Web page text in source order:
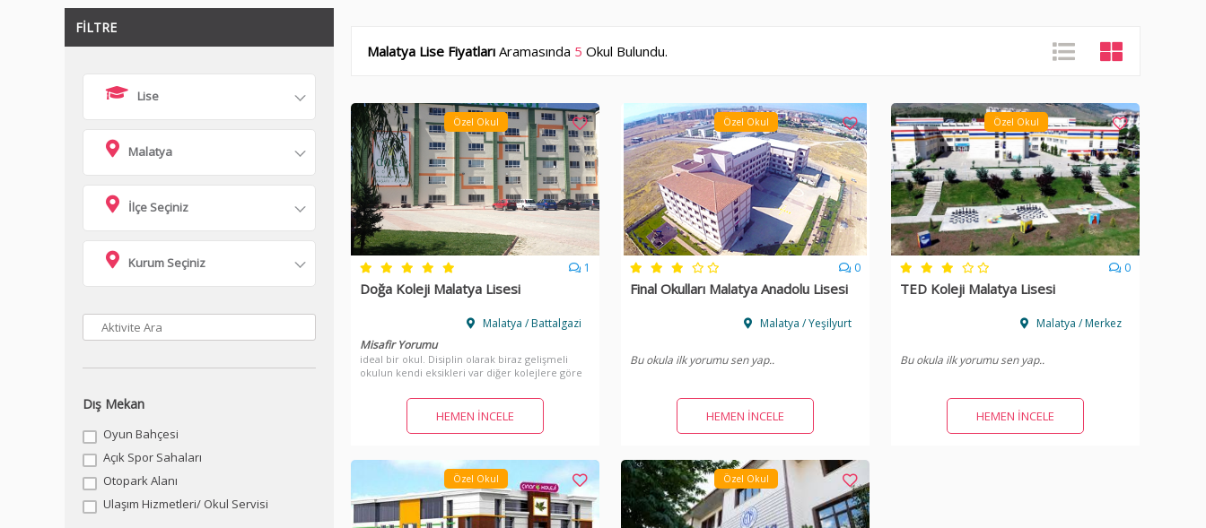
FİLTRE
Lise
Malatya
İlçe Seçiniz
Kurum Seçiniz
Dış Mekan
Oyun Bahçesi
Açık Spor Sahaları
Otopark Alanı
Ulaşım Hizmetleri/ Okul Servisi
Malatya Lise Fiyatları Aramasında 5 Okul Bulundu.
Özel Okul
1
Doğa Koleji Malatya Lisesi
Malatya / Battalgazi
Misafir Yorumu
ideal bir okul. Disiplin olarak biraz gelişmeli
okulun kendi eksikleri var diğer kolejlere göre
güvenilir bir okul memnunuz.
HEMEN İNCELE
Özel Okul
0
Final Okulları Malatya Anadolu Lisesi
Malatya / Yeşilyurt
Bu okula ilk yorumu sen yap..
HEMEN İNCELE
Özel Okul
0
TED Koleji Malatya Lisesi
Malatya / Merkez
Bu okula ilk yorumu sen yap..
HEMEN İNCELE
Özel Okul Özel Okul